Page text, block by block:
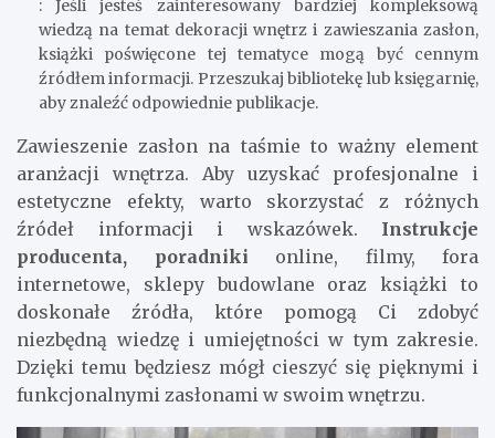
: Jeśli jesteś zainteresowany bardziej kompleksową
wiedzą na temat dekoracji wnętrz i zawieszania zasłon,
książki poświęcone tej tematyce mogą być cennym
źródłem informacji. Przeszukaj bibliotekę lub księgarnię,
aby znaleźć odpowiednie publikacje.
Zawieszenie zasłon na taśmie to ważny element
aranżacji wnętrza. Aby uzyskać profesjonalne i
estetyczne efekty, warto skorzystać z różnych
źródeł informacji i wskazówek. Instrukcje
producenta, poradniki online, filmy, fora
internetowe, sklepy budowlane oraz książki to
doskonałe źródła, które pomogą Ci zdobyć
niezbędną wiedzę i umiejętności w tym zakresie.
Dzięki temu będziesz mógł cieszyć się pięknymi i
funkcjonalnymi zasłonami w swoim wnętrzu.